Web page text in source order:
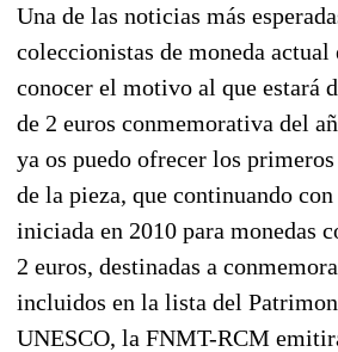
Una de las noticias más
coleccionistas de moneda actual
conocer el motivo al que estará
de 2 euros conmemorativa del
ya os puedo ofrecer los
de la pieza, que continuando
iniciada en 2010 para monedas
2 euros, destinadas a
incluidos en la lista del
UNESCO, la FNMT-RCM